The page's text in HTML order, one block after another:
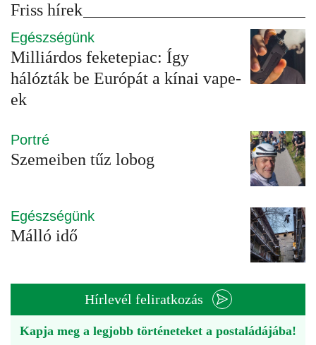
Friss hírek
Egészségünk
Milliárdos feketepiac: Így
hálózták be Európát a kínai vape-
ek
Portré
Szemeiben tűz lobog
Egészségünk
Málló idő
Hírlevél feliratkozás
Kapja meg a legjobb történeteket a postaládájába!